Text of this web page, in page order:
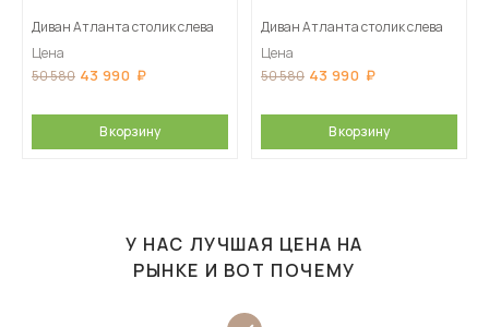
Диван Атланта столик слева
Цена
50 580 43 990
В корзину
Диван Атланта столик слева
Цена
50 580 43 990
В корзину
У НАС ЛУЧШАЯ ЦЕНА НА
РЫНКЕ И ВОТ ПОЧЕМУ